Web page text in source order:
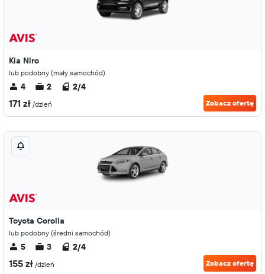
Kia Niro
lub podobny (mały samochód)
4 2 2/4
171 zł /dzień Zobacz ofertę
Toyota Corolla
lub podobny (średni samochód)
5 3 2/4
155 zł /dzień Zobacz ofertę